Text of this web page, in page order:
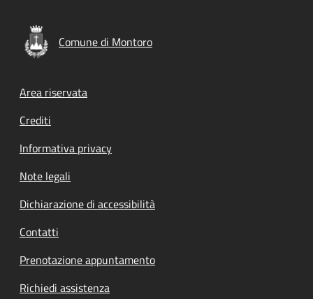
Comune di Montoro
Footer menu
Area riservata
Crediti
Informativa privacy
Note legali
Dichiarazione di accessibilità
Contatti
Prenotazione appuntamento
Richiedi assistenza